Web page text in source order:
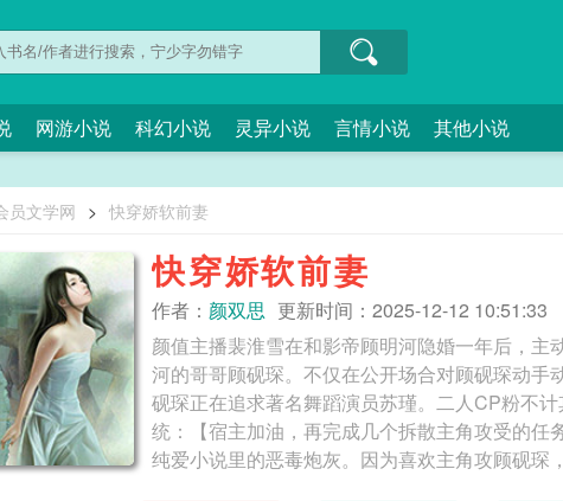
网游小说 科幻小说 灵异小说 言情小说 其他小说
员文学网 > 快穿娇软前妻
快穿娇软前妻
作者： 颜双思 更新时间：2025-12-12 10:51:33
颜值主播裴淮雪在和影帝顾明河隐婚一年后，
河的哥哥顾砚琛。不仅在公开场合对顾砚琛动
砚琛正在追求著名舞蹈演员苏瑾。二人CP粉不
统：【宿主加油，再完成几个拆散主角攻受的
纯爱小说里的恶毒炮灰。因为喜欢主角攻顾砚